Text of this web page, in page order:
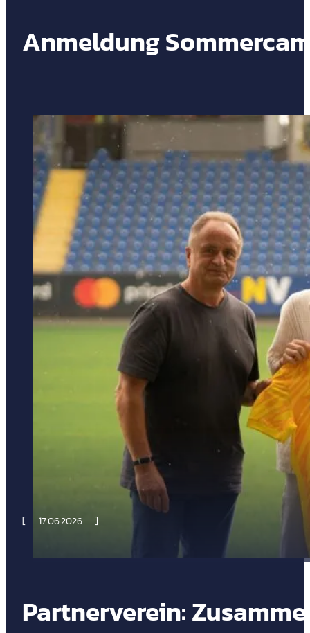
Anmeldung
17.06.2026
Partnerverein: